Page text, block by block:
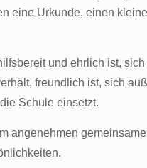
eine Urkunde, einen
und ehrlich ist,
freundlich ist, sich
Schule einsetzt.
angenehmen